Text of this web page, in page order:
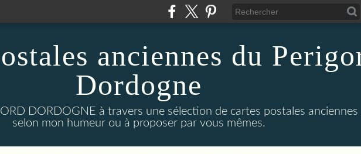
anciennes du
Dordogne
DORDOGNE à travers une sélection de cartes postales anciennes
selon mon humeur ou à proposer par vous mêmes.